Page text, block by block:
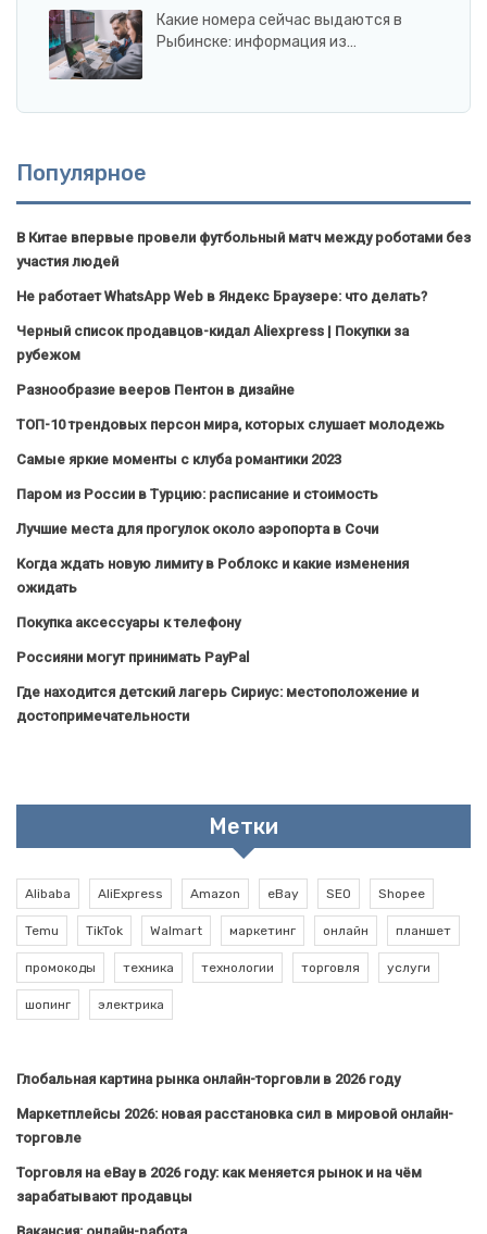
Какие номера сейчас выдаются в
Рыбинске: информация из…
Популярное
В Китае впервые провели футбольный матч между роботами без
участия людей
Не работает WhatsApp Web в Яндекс Браузере: что делать?
Черный список продавцов-кидал Aliexpress | Покупки за
рубежом
Разнообразие вееров Пентон в дизайне
ТОП-10 трендовых персон мира, которых слушает молодежь
Самые яркие моменты с клуба романтики 2023
Паром из России в Турцию: расписание и стоимость
Лучшие места для прогулок около аэропорта в Сочи
Когда ждать новую лимиту в Роблокс и какие изменения
ожидать
Покупка аксессуары к телефону
Россияни могут принимать PayPal
Где находится детский лагерь Сириус: местоположение и
достопримечательности
Метки
Alibaba AliExpress Amazon eBay SEO Shopee
Temu TikTok Walmart маркетинг онлайн планшет
промокоды техника технологии торговля услуги
шопинг электрика
Глобальная картина рынка онлайн-торговли в 2026 году
Маркетплейсы 2026: новая расстановка сил в мировой онлайн-
торговле
Торговля на eBay в 2026 году: как меняется рынок и на чём
зарабатывают продавцы